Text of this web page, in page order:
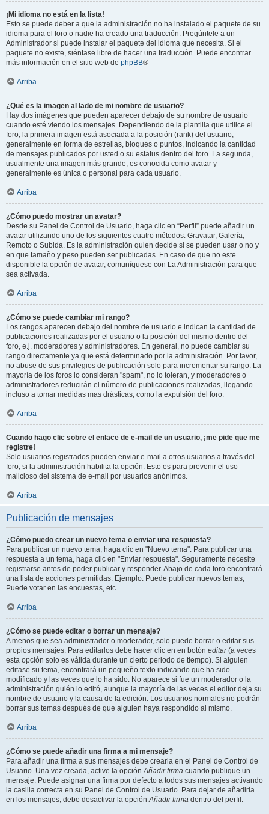
¡Mi idioma no está en la lista!
Esto se puede deber a que la administración no ha instalado el paquete de su
idioma para el foro o nadie ha creado una traducción. Pregúntele a un
Administrador si puede instalar el paquete del idioma que necesita. Si el
paquete no existe, siéntase libre de hacer una traducción. Puede encontrar
más información en el sitio web de phpBB®
Arriba
¿Qué es la imagen al lado de mi nombre de usuario?
Hay dos imágenes que pueden aparecer debajo de su nombre de usuario
cuando esté viendo los mensajes. Dependiendo de la plantilla que utilice el
foro, la primera imagen está asociada a la posición (rank) del usuario,
generalmente en forma de estrellas, bloques o puntos, indicando la cantidad
de mensajes publicados por usted o su estatus dentro del foro. La segunda,
usualmente una imagen más grande, es conocida como avatar y
generalmente es única o personal para cada usuario.
Arriba
¿Cómo puedo mostrar un avatar?
Desde su Panel de Control de Usuario, haga clic en “Perfil” puede añadir un
avatar utilizando uno de los siguientes cuatro métodos: Gravatar, Galería,
Remoto o Subida. Es la administración quien decide si se pueden usar o no y
en que tamaño y peso pueden ser publicadas. En caso de que no este
disponible la opción de avatar, comuníquese con La Administración para que
sea activada.
Arriba
¿Cómo se puede cambiar mi rango?
Los rangos aparecen debajo del nombre de usuario e indican la cantidad de
publicaciones realizadas por el usuario o la posición del mismo dentro del
foro, e.j. moderadores y administradores. En general, no puede cambiar su
rango directamente ya que está determinado por la administración. Por favor,
no abuse de sus privilegios de publicación solo para incrementar su rango. La
mayoría de los foros lo consideran "spam", no lo toleran, y moderadores o
administradores reducirán el número de publicaciones realizadas, llegando
incluso a tomar medidas mas drásticas, como la expulsión del foro.
Arriba
Cuando hago clic sobre el enlace de e-mail de un usuario, ¡me pide que me
registre!
Solo usuarios registrados pueden enviar e-mail a otros usuarios a través del
foro, si la administración habilita la opción. Esto es para prevenir el uso
malicioso del sistema de e-mail por usuarios anónimos.
Arriba
Publicación de mensajes
¿Cómo puedo crear un nuevo tema o enviar una respuesta?
Para publicar un nuevo tema, haga clic en "Nuevo tema". Para publicar una
respuesta a un tema, haga clic en "Enviar respuesta". Seguramente necesite
registrarse antes de poder publicar y responder. Abajo de cada foro encontrará
una lista de acciones permitidas. Ejemplo: Puede publicar nuevos temas,
Puede votar en las encuestas, etc.
Arriba
¿Cómo se puede editar o borrar un mensaje?
A menos que sea administrador o moderador, solo puede borrar o editar sus
propios mensajes. Para editarlos debe hacer clic en en botón editar(a veces
esta opción solo es válida durante un cierto periodo de tiempo). Si alguien
editase su tema, encontrará un pequeño texto indicando que ha sido
modificado y las veces que lo ha sido. No aparece si fue un moderador o la
administración quién lo editó, aunque la mayoría de las veces el editor deja su
nombre de usuario y la causa de la edición. Los usuarios normales no podrán
borrar sus temas después de que alguien haya respondido al mismo.
Arriba
¿Cómo se puede añadir una firma a mi mensaje?
Para añadir una firma a sus mensajes debe crearla en el Panel de Control de
Usuario. Una vez creada, active la opciónAñadir firma cuando publique un
mensaje. Puede asignar una firma por defecto a todos sus mensajes activando
la casilla correcta en su Panel de Control de Usuario. Para dejar de añadirla
en los mensajes, debe desactivar la opciónAñadir firma dentro del perfil.